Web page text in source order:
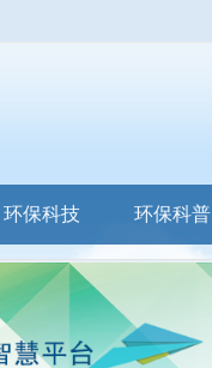
环保科技 环保科普